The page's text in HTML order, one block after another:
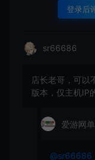
登录后
sr66686
店长老哥，可以
版本，仅主机IP
爱游网单
@sr66686